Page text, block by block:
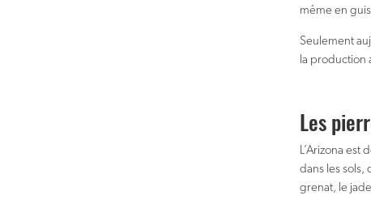
même en
Seulement
la production
Les
L’Arizona
dans les sols,
grenat, le